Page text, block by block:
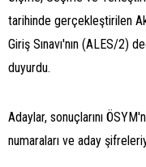
tarihinde gerçekleştirilen
Giriş Sınavı'nın (ALES/2)
duyurdu.
Adaylar, sonuçlarını
numaraları ve aday